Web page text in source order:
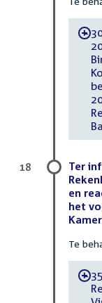
-
Ter
en
het
Te
-
18